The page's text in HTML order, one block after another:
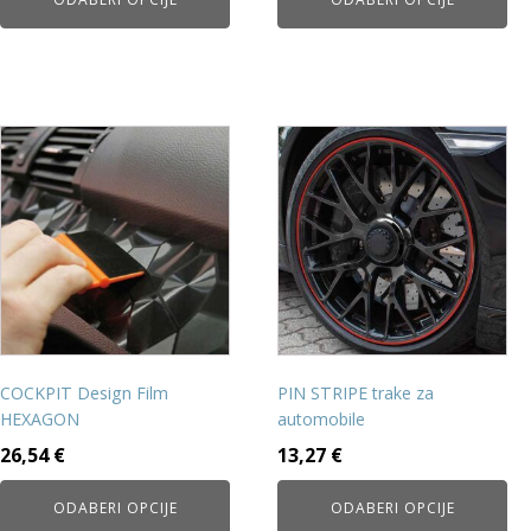
COCKPIT Design Film
HEXAGON
26,54€
ODABERI OPCIJE
Ovaj
proizvod
ima
više
varijanti.
Opcije
se
mogu
odabrati
stranici
proizvoda
PIN STRIPE trake za
automobile
13,27 €
ODABERI OPCIJE
Ovaj
proizvod
ima
više
varijanti.
Opcije
se
mogu
odabrati
stranici
proizvoda